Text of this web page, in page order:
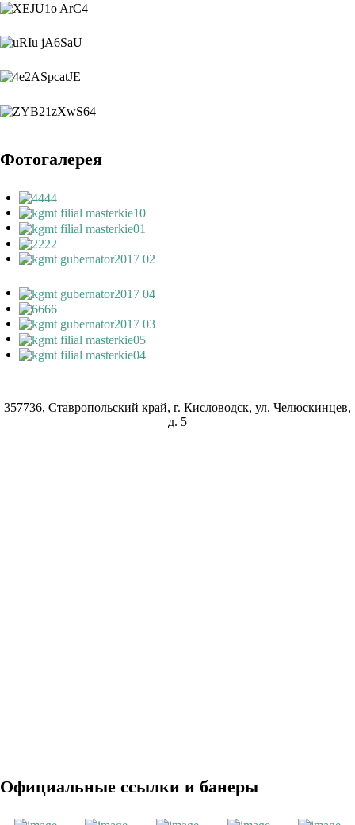
Фотогалерея
357736, Ставропольский край, г. Кисловодск, ул. Челюскинцев,
д. 5
Официальные ссылки и банеры